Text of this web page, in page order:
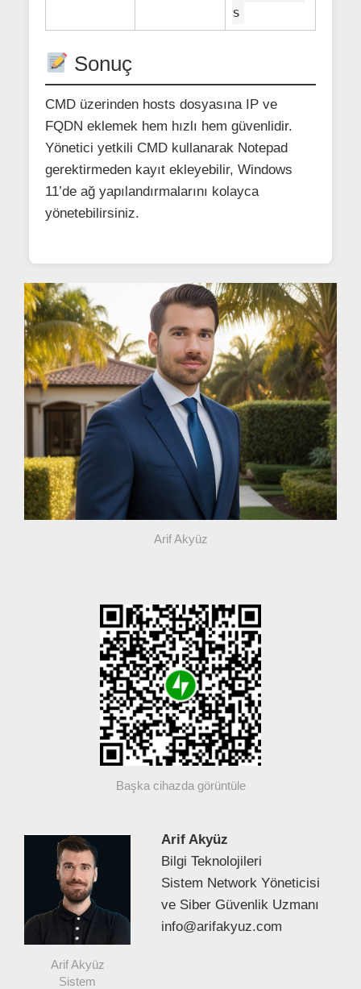
s
Sonuç
CMD üzerinden hosts dosyasına IP ve
FQDN eklemek hem hızlı hem güvenlidir.
Yönetici yetkili CMD kullanarak Notepad
gerektirmeden kayıt ekleyebilir, Windows
11’de ağ yapılandırmalarını kolayca
yönetebilirsiniz.
Arif Akyüz
Başka cihazda görüntüle
Arif Akyüz
Sistem
Arif Akyüz
Bilgi Teknolojileri
Sistem Network Yöneticisi
ve Siber Güvenlik Uzmanı
info@arifakyuz.com